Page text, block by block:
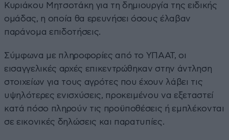
Κυριάκου Μητσοτάκη για τη δημιουργία της ειδικής
ομάδας, η οποία θα ερευνήσει όσους έλαβαν
παράνομα επιδοτήσεις.
Σύμφωνα με πληροφορίες από το ΥΠΑΑΤ, οι
εισαγγελικές αρχές επικεντρώθηκαν στην άντληση
στοιχείων για τους αγρότες που έχουν λάβει τις
υψηλότερες ενισχύσεις, προκειμένου να εξεταστεί
κατά πόσο πληρούν τις προϋποθέσεις ή εμπλέκονται
σε εικονικές δηλώσεις και παρατυπίες.